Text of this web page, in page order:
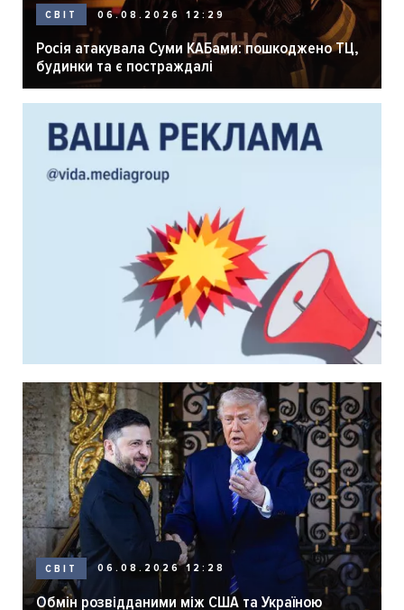
СВІТ 06.08.2026 12:29
Росія атакувала Суми КАБами: пошкоджено ТЦ,
будинки та є постраждалі
СВІТ 06.08.2026 12:28
Обмін розвідданими між США та Україною